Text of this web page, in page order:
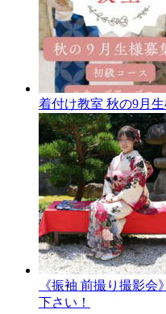
着付け教室 秋の9月
《振袖 前撮り撮影
下さい！